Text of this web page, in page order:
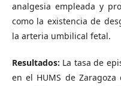
analgesia empleada y
como la existencia de
la arteria umbilical fetal.
Resultados: La tasa de
en el HUMS de